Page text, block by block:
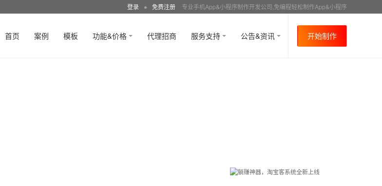
登录 ● 免费注册 专业手机App&小程序制作开发公司,免编程轻松制作App&小程序
首页 案例 模板 功能&价格 代理招商 服务支持 公告&资讯 开始制作